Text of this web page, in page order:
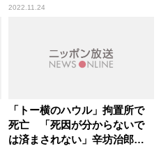
が指摘
2022.11.24
「トー横のハウル」拘置所で
死亡 「死因が分からないで
は済まされない」辛坊治郎が